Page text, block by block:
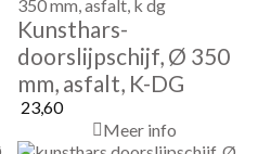
Kunsthars-
doorslijpschijf, Ø 350
mm, asfalt, K-DG
23,60
Meer info